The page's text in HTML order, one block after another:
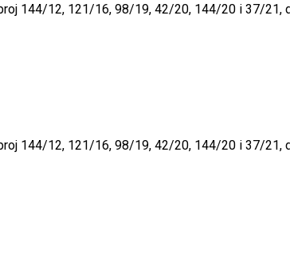
144/12, 121/16, 98/19, 42/20, 144/20 i 37/21,
144/12, 121/16, 98/19, 42/20, 144/20 i 37/21,